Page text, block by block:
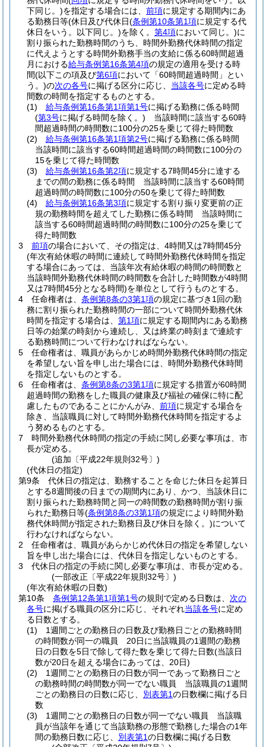
下同じ。)を指定する場合には、 前項に規定する期間内にあ
る勤務日等(休日及び代休日(条例第10条第1項に規定する代
休日をいう。以下同じ。)を除く。 第4項において同じ。)に
割り振られた勤務時間のうち、時間外勤務代休時間の指定
に代えようとする時間外勤務手当の支給に係る60時間超過
月における給与条例第16条第4項の規定の適用を受ける時
間(以下この項及び第6項において「60時間超過時間」とい
う。)の次の各号に掲げる区分に応じ、 当該各号に定める時
間数の時間を指定するものとする。
(1)
給与条例第16条第1項第1号に掲げる勤務に係る時間
(第3号に掲げる時間を除く。) 当該時間に該当する60時
間超過時間の時間数に100分の25を乗じて得た時間数
(2)
給与条例第16条第1項第2号に掲げる勤務に係る時間
当該時間に該当する60時間超過時間の時間数に100分の
15を乗じて得た時間数
(3)
給与条例第16条第2項に規定する7時間45分に達する
までの間の勤務に係る時間 当該時間に該当する60時間
超過時間の時間数に100分の50を乗じて得た時間数
(4)
給与条例第16条第3項に規定する割り振り変更前の正
規の勤務時間を超えてした勤務に係る時間 当該時間に
該当する60時間超過時間の時間数に100分の25を乗じて
得た時間数
3
前項の場合において、その指定は、4時間又は7時間45分
(年次有給休暇の時間に連続して時間外勤務代休時間を指定
する場合にあっては、当該年次有給休暇の時間の時間数と
当該時間外勤務代休時間の時間数を合計した時間数が4時間
又は7時間45分となる時間)を単位として行うものとする。
4
任命権者は、 条例第8条の3第1項の規定に基づき1回の勤
務に割り振られた勤務時間の一部について時間外勤務代休
時間を指定する場合は、 第1項に規定する期間内にある勤務
日等の始業の時刻から連続し、又は終業の時刻まで連続す
る勤務時間について行わなければならない。
5
任命権者は、職員があらかじめ時間外勤務代休時間の指定
を希望しない旨を申し出た場合には、時間外勤務代休時間
を指定しないものとする。
6
任命権者は、 条例第8条の3第1項に規定する措置が60時間
超過時間の勤務をした職員の健康及び福祉の確保に特に配
慮したものであることにかんがみ、 前項に規定する場合を
除き、当該職員に対して時間外勤務代休時間を指定するよ
う努めるものとする。
7
時間外勤務代休時間の指定の手続に関し必要な事項は、市
長が定める。
(追加〔平成22年規則32号〕)
(代休日の指定)
第9条
代休日の指定は、勤務することを命じた休日を起算日
とする8週間後の日までの期間内にあり、かつ、当該休日に
割り振られた勤務時間と同一の時間数の勤務時間が割り振
られた勤務日等(条例第8条の3第1項の規定により時間外勤
務代休時間が指定された勤務日及び休日を除く。)について
行わなければならない。
2
任命権者は、職員があらかじめ代休日の指定を希望しない
旨を申し出た場合には、代休日を指定しないものとする。
3
代休日の指定の手続に関し必要な事項は、市長が定める。
(一部改正〔平成22年規則32号〕)
(年次有給休暇の日数)
第10条
条例第12条第1項第1号の規則で定める日数は、 次の
各号に掲げる職員の区分に応じ、それぞれ当該各号に定め
る日数とする。
(1)
1週間ごとの勤務日の日数及び勤務日ごとの勤務時間
の時間数が同一の職員 20日に当該職員の1週間の勤務
日の日数を5日で除して得た数を乗じて得た日数(当該日
数が20日を超える場合にあっては、20日)
(2)
1週間ごとの勤務日の日数が同一であって勤務日ごと
の勤務時間の時間数が同一でない職員 当該職員の1週間
ごとの勤務日の日数に応じ、 別表第1の日数欄に掲げる日
数
(3)
1週間ごとの勤務日の日数が同一でない職員 当該職
員が当該年を通じて当該勤務の形態で勤務した場合の1年
間の勤務日数に応じ、 別表第1の日数欄に掲げる日数